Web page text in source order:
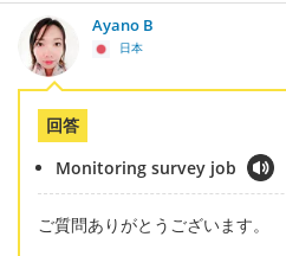
Ayano B
日本
回答
Monitoring survey job
ご質問ありがとうございます。